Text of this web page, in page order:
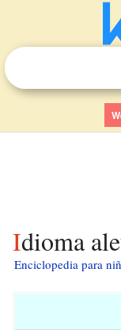
Idioma
Enciclopedia para